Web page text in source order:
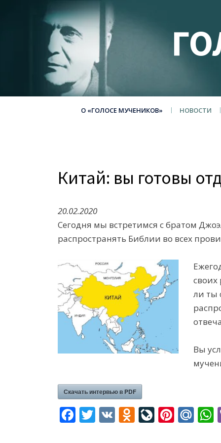
О «ГОЛОСЕ МУЧЕНИКОВ» НОВОСТИ
Китай: вы готовы
20.02.2020
Сегодня мы встретимся с братом
распространять Библии во всех
своих
ли ты
Вы
Скачать интервью в PDF
F T V O Li Pi M